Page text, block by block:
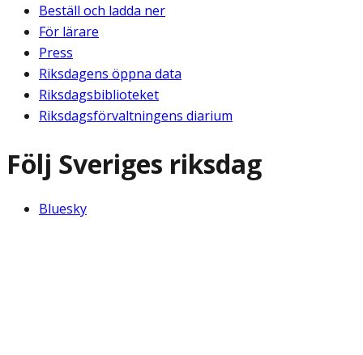
Beställ och ladda ner
För lärare
Press
Riksdagens öppna data
Riksdagsbiblioteket
Riksdagsförvaltningens diarium
Följ Sveriges riksdag
Bluesky